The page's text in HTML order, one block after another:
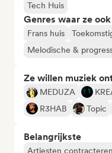
Tech Huis
Genres waar ze
Frans huis
Melodische &
Ze willen muziek
MEDUZA
R3HAB
Topic
Belangrijkste
Artiesten